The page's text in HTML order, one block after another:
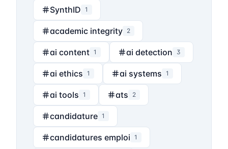
SynthID 1
academic integrity 2
ai content 1 ai detection 3
ai ethics 1 ai systems 1
ai tools 1 ats 2
candidature 1
candidatures emploi 1